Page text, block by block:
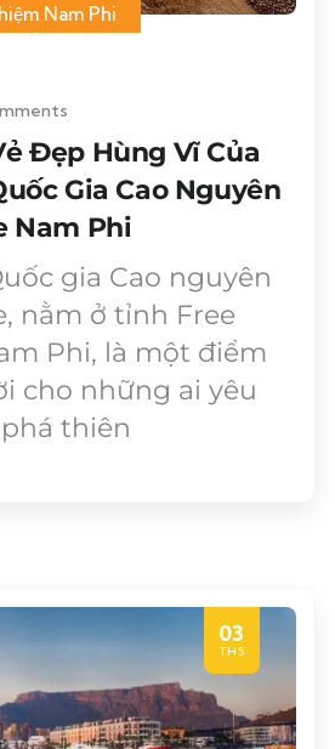
Nam Phi
Đẹp Hùng Vĩ Của
Gia Cao Nguyên
Nam Phi
gia Cao nguyên
nằm ở tỉnh Free
Phi, là một điểm
cho những ai yêu
thiên
03
TH5